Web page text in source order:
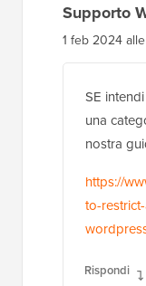
Supporto
1 feb 2024
SE
una
nostra
https://
to-
Rispondi